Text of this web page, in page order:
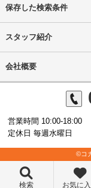
保存した検索条件
スタッフ紹介
会社概要
営業時間 10:00-18:00
定休日 毎週水曜日
©コ
検索 お気に入